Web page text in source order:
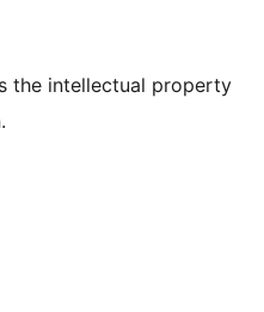
the intellectual property